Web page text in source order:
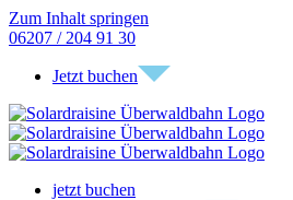
Zum Inhalt springen
06207 / 204 91 30
Jetzt buchen
jetzt buchen